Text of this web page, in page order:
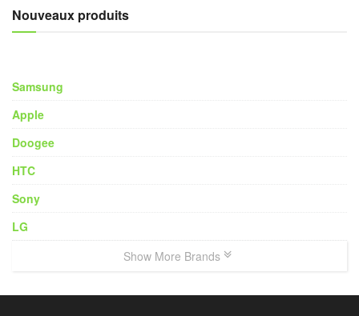
Nouveaux produits
Samsung
Apple
Doogee
HTC
Sony
LG
Show More Brands